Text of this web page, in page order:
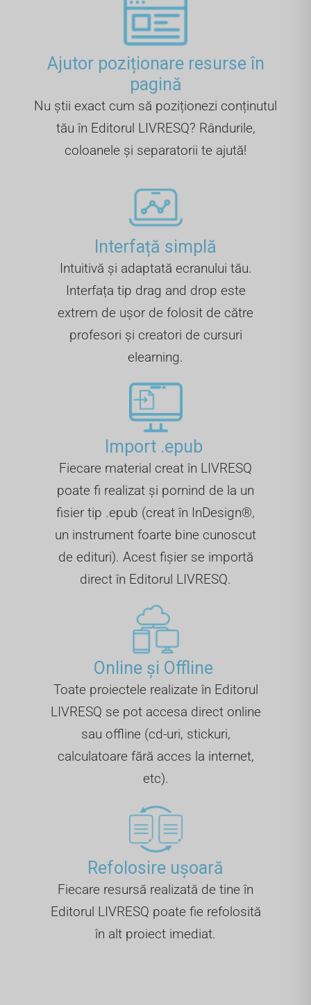
Ajutor poziționare resurse în
pagină
Nu știi exact cum să poziționezi conținutul
tău în Editorul LIVRESQ? Rândurile,
coloanele și separatorii te ajută!
Interfață simplă
Intuitivă și adaptată ecranului tău.
Interfața tip drag and drop este
extrem de ușor de folosit de către
profesori și creatori de cursuri
elearning.
Import .epub ​
Fiecare material creat în LIVRESQ
poate fi realizat și pornind de la un
fisier tip .epub (creat în InDesign®,
un instrument foarte bine cunoscut
de edituri). Acest fișier se importă
direct în Editorul LIVRESQ.
Online și Offline ​
Toate proiectele realizate în Editorul
LIVRESQ se pot accesa direct online
sau offline (cd-uri, stickuri,
calculatoare fără acces la internet,
etc).
Refolosire ușoară
Fiecare resursă realizată de tine în
Editorul LIVRESQ poate fie refolosită
în alt proiect imediat.